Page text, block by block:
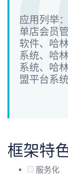
应用列举
单店会员
软件、哈
系统、哈
系统、哈
盟平台系
框架特
服务化